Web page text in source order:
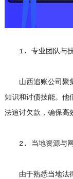
1. 专业团队与
山西追账公司聚集
知识和讨债技能。他
法追讨欠款，确保高
2. 当地资源与
由于熟悉当地法律